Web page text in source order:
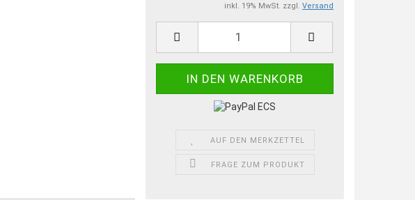
inkl. 19% MwSt. zzgl. Versand
AUF DEN MERKZETTEL
FRAGE ZUM PRODUKT